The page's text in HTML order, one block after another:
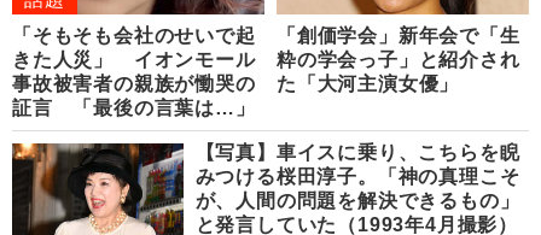
「そもそも会社のせいで起
きた人災」 イオンモール
事故被害者の親族が慟哭の
証言 「最後の言葉は…」
「創価学会」新年会で「生
粋の学会っ子」と紹介され
た「大河主演女優」
【写真】車イスに乗り、こちらを睨
みつける桜田淳子。「神の真理こそ
が、人間の問題を解決できるもの」
と発言していた（1993年4月撮影）